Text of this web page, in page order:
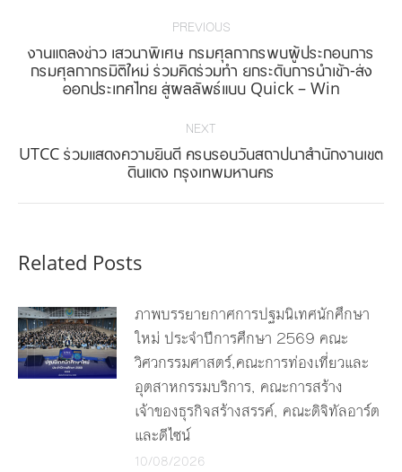
PREVIOUS
Previous
post:
งานแถลงข่าว เสวนาพิเศษ กรมศุลกากรพบผู้ประกอบการ
กรมศุลกากรมิติใหม่ ร่วมคิดร่วมทำ ยกระดับการนำเข้า-ส่ง
ออกประเทศไทย สู่ผลลัพธ์แบบ Quick – Win
NEXT
Next
post:
UTCC ร่วมแสดงความยินดี ครบรอบวันสถาปนาสำนักงานเขต
ดินแดง กรุงเทพมหานคร
Related Posts
ภาพบรรยายกาศการปฐมนิเทศนักศึกษา
ใหม่ ประจำปีการศึกษา 2569 คณะ
วิศวกรรมศาสตร์,คณะการท่องเที่ยวและ
อุตสาหกรรมบริการ, คณะการสร้าง
เจ้าของธุรกิจสร้างสรรค์, คณะดิจิทัลอาร์ต
และดีไซน์
10/08/2026